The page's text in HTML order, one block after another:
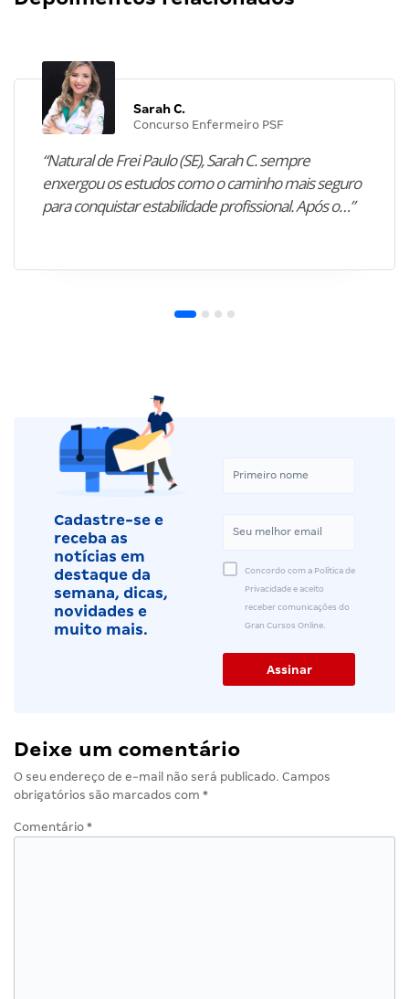
Sarah C.
Concurso Enfermeiro PSF
“Natural de Frei Paulo (SE), Sarah C. sempre
enxergou os estudos como o caminho mais seguro
para conquistar estabilidade profissional. Após o…”
Cadastre-se e
receba as
notícias em
destaque da
semana, dicas,
novidades e
muito mais.
Concordo com a Política de
Privacidade e aceito
receber comunicações do
Gran Cursos Online.
Deixe um comentário
O seu endereço de e-mail não será publicado. Campos
obrigatórios são marcados com *
Comentário *